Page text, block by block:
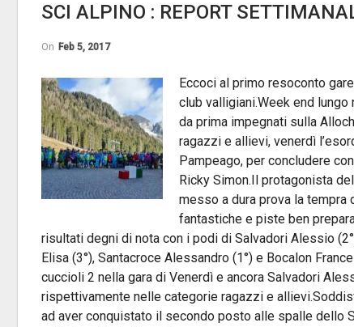
SCI ALPINO : REPORT
On Feb 5, 2017
Eccoci al primo resoconto
club valligiani.Week end
da prima impegnati sulla
ragazzi e allievi, venerdì
Pampeago, per concludere
Ricky Simon.Il protagonista
messo a dura prova la
fantastiche e piste ben
risultati degni di nota con i podi di Salvadori Alessio
Elisa (3°), Santacroce Alessandro (1°) e Bocalon
cuccioli 2 nella gara di Venerdì e ancora Salvadori
rispettivamente nelle categorie ragazzi e
ad aver conquistato il secondo posto alle spalle dello